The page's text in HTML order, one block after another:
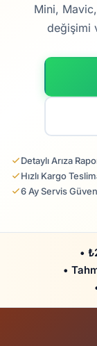
Mini,
değişimi
Detaylı Arıza
Hızlı Kargo
6 Ay Servis
•
•